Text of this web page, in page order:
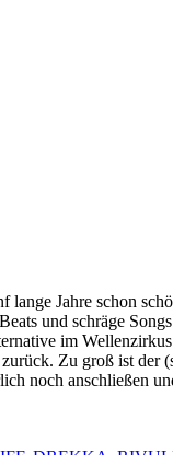
Jahre schon
und schräge
im
Zu groß ist
noch anschließen